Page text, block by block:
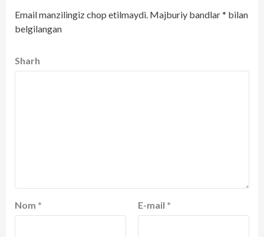
Email manzilingiz chop etilmaydi. Majburiy bandlar* bilan
belgilangan
Sharh
Nom * E-mail *